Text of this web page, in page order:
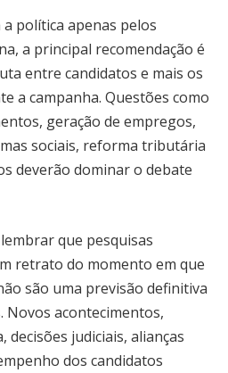
política apenas pelos
a principal recomendação é
entre candidatos e mais os
a campanha. Questões como
geração de empregos,
sociais, reforma tributária
deverão dominar o debate
que pesquisas
retrato do momento em que
são uma previsão definitiva
Novos acontecimentos,
decisões judiciais, alianças
dos candidatos